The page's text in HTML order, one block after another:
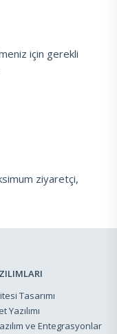
için gerekli
ziyaretçi,
Tasarımı
Yazılımı
ve Entegrasyonlar